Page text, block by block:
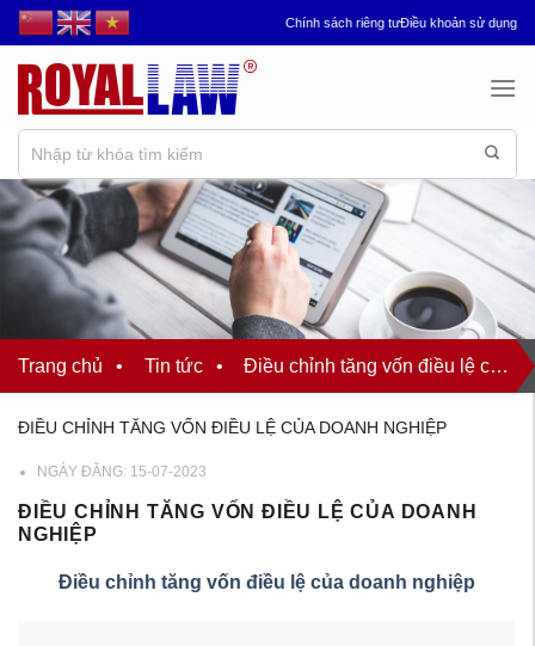
Chuyển
đến
nội
dung
Chính sách riêng tưĐiều khoản sử dụng
Trang chủ • Tin tức • Điều chỉnh tăng vốn điều lệ của doanh nghiệp
ĐIỀU CHỈNH TĂNG VỐN ĐIỀU LỆ CỦA DOANH NGHIỆP
NGÀY ĐĂNG: 15-07-2023
ĐIỀU CHỈNH TĂNG VỐN ĐIỀU LỆ CỦA DOANH
NGHIỆP
Điều chỉnh tăng vốn điều lệ của doanh nghiệp